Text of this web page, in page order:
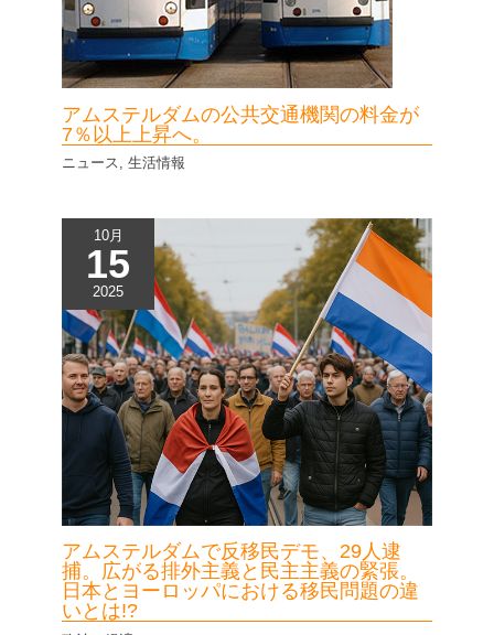
アムステルダムの公共交通機関の料金が
7％以上上昇へ。
ニュース,生活情報
10月
15
2025
アムステルダムで反移民デモ、29人逮
捕。広がる排外主義と民主主義の緊張。
日本とヨーロッパにおける移民問題の違
いとは!?